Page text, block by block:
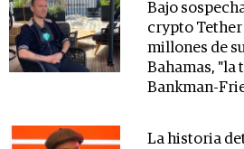
Bajo
crypto
millones de
Bahamas, "la
Bankman-
La historia